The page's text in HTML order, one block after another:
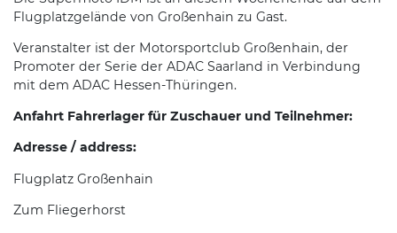
Flugplatzgelände von Großenhain zu Gast.
Veranstalter ist der Motorsportclub Großenhain, der
Promoter der Serie der ADAC Saarland in Verbindung
mit dem ADAC Hessen-Thüringen.
Anfahrt Fahrerlager für Zuschauer und Teilnehmer:
Adresse / address:
Flugplatz Großenhain
Zum Fliegerhorst